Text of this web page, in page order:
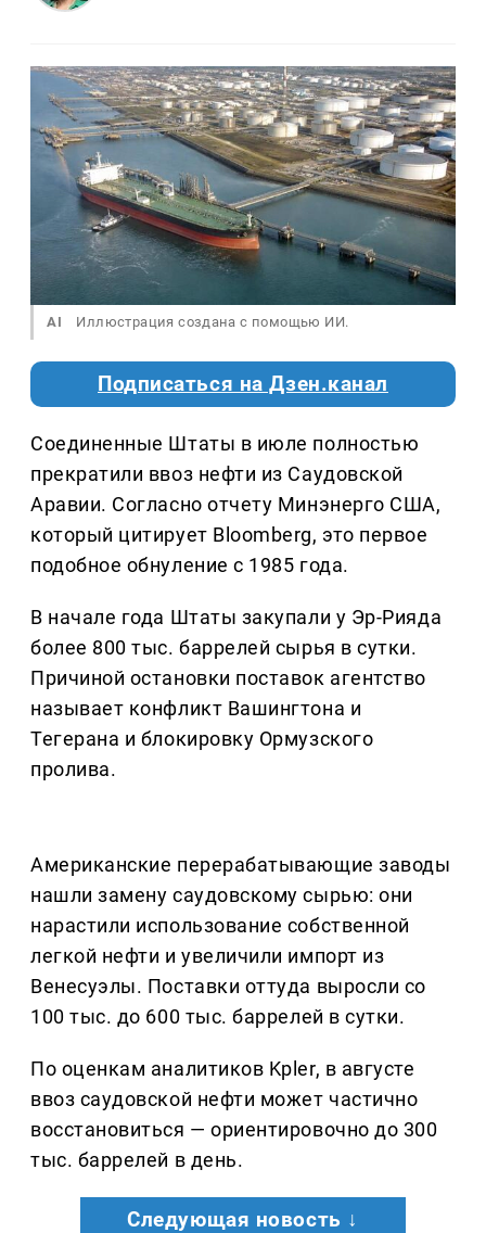
AI Иллюстрация создана с помощью ИИ.
Подписаться на Дзен.канал
Соединенные Штаты в июле полностью
прекратили ввоз нефти из Саудовской
Аравии. Согласно отчету Минэнерго США,
который цитирует Bloomberg, это первое
подобное обнуление с 1985 года.
В начале года Штаты закупали у Эр-Рияда
более 800 тыс. баррелей сырья в сутки.
Причиной остановки поставок агентство
называет конфликт Вашингтона и
Тегерана и блокировку Ормузского
пролива.
Американские перерабатывающие заводы
нашли замену саудовскому сырью: они
нарастили использование собственной
легкой нефти и увеличили импорт из
Венесуэлы. Поставки оттуда выросли со
100 тыс. до 600 тыс. баррелей в сутки.
По оценкам аналитиков Kpler, в августе
ввоз саудовской нефти может частично
восстановиться — ориентировочно до 300
тыс. баррелей в день.
Следующая новость ↓